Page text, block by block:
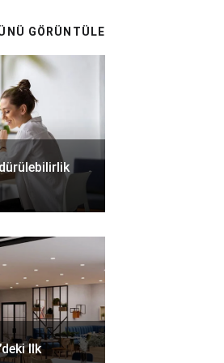
GÖRÜNTÜLE
Ilk